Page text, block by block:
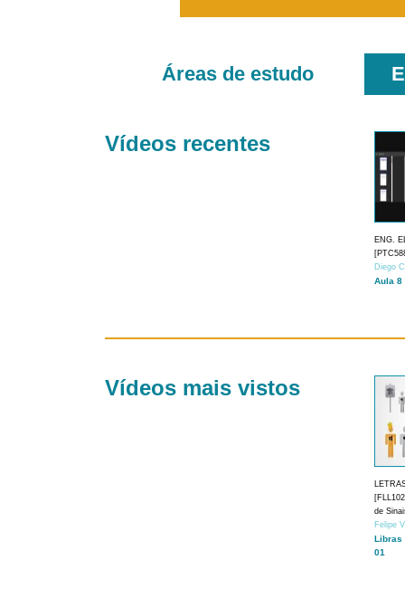
Áreas de estudo
Vídeos recentes
ENG.
Diego
Aula 8
Vídeos mais vistos
de
Felipe
Libras
01